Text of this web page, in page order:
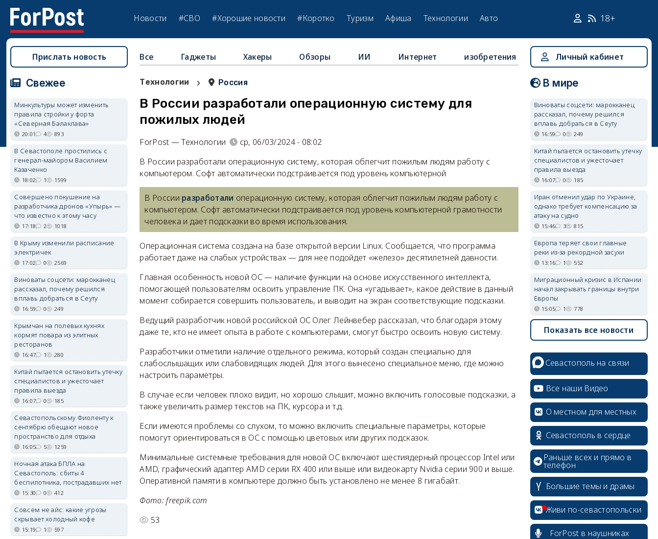
Новости #СВО #Хорошие новости #Коротко Туризм Афиша Технологии Авто 18+
Все Гаджеты Хакеры Обзоры ИИ Интернет изобретения
Технологии › Россия
В России разработали операционную систему для
пожилых людей
ForPost — Технологии
ср, 06/03/2024 - 08:02
В России разработали операционную систему, которая облегчит пожилым людям работу с
компьютером. Софт автоматически подстраивается под уровень компьютерной
В России разработали операционную систему, которая облегчит пожилым людям работу с
компьютером. Софт автоматически подстраивается под уровень компьютерной грамотности
человека и дает подсказки во время использования.
Операционная система создана на базе открытой версии Linux. Сообщается, что программа
работает даже на слабых устройствах — для нее подойдет «железо» десятилетней давности.
Главная особенность новой ОС — наличие функции на основе искусственного интеллекта,
помогающей пользователям освоить управление ПК. Она «угадывает», какое действие в данный
момент собирается совершить пользователь, и выводит на экран соответствующие подсказки.
Ведущий разработчик новой российской ОС Олег Лейнвебер рассказал, что благодаря этому
даже те, кто не имеет опыта в работе с компьютерами, смогут быстро освоить новую систему.
Разработчики отметили наличие отдельного режима, который создан специально для
слабослышащих или слабовидящих людей. Для этого вынесено специальное меню, где можно
настроить параметры.
В случае если человек плохо видит, но хорошо слышит, можно включить голосовые подсказки, а
также увеличить размер текстов на ПК, курсора и т.д.
Если имеются проблемы со слухом, то можно включить специальные параметры, которые
помогут ориентироваться в ОС с помощью цветовых или других подсказок.
Минимальные системные требования для новой ОС включают шестиядерный процессор Intel или
AMD, графический адаптер AMD серии RX 400 или выше или видеокарту Nvidia серии 900 и выше.
Оперативной памяти в компьютере должно быть установлено не менее 8 гигабайт.
Фото: freepik.com
53
Прислать новость
Свежее
Минкультуры может изменить
правила стройки у форта
«Северная Балаклава»
20:01 4 893
В Севастополе простились с
генерал-майором Василием
Казаченко
18:02 1 1599
Совершено покушение на
разработчика дронов «Упырь» —
что известно к этому часу
17:18 2 1018
В Крыму изменили расписание
электричек
17:02 0 2569
Виноваты соцсети: марокканец
рассказал, почему решился
вплавь добраться в Сеуту
16:59 0 249
Крымчан на полевых кухнях
кормят повара из элитных
ресторанов
16:47 1 280
Китай пытается остановить утечку
специалистов и ужесточает
правила выезда
16:07 0 185
Севастопольскому Фиоленту к
сентябрю обещают новое
пространство для отдыха
16:05 5 1259
Ночная атака БПЛА на
Севастополь: сбиты 4
беспилотника, пострадавших нет
15:30 0 412
Совсем не айс: какие угрозы
скрывает холодный кофе
15:19 1 597
Личный кабинет
В мире
Виноваты соцсети: марокканец
рассказал, почему решился
вплавь добраться в Сеуту
16:59 0 249
Китай пытается остановить утечку
специалистов и ужесточает
правила выезда
16:07 0 185
Иран отменил удар по Украине,
однако требует компенсацию за
атаку на судно
15:46 3 815
Европа теряет свои главные
реки из-за рекордной засухи
13:16 1 552
Миграционный кризис в Испании
начал закрывать границы внутри
Европы
15:05 1 778
Показать все новости
Севастополь на связи
Все наши Видео
О местном для местных
Севастополь в сердце
Раньше всех и прямо в
телефон
Большие темы и драмы
Живи по-севастопольски
ForPost в наушниках